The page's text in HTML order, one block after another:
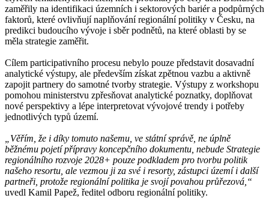
zaměřily na identifikaci územních i sektorových bariér a podpůrných
faktorů, které ovlivňují naplňování regionální politiky v Česku, na
predikci budoucího vývoje i sběr podnětů, na které oblasti by se
měla strategie zaměřit.
Cílem participativního procesu nebylo pouze představit dosavadní
analytické výstupy, ale především získat zpětnou vazbu a aktivně
zapojit partnery do samotné tvorby strategie. Výstupy z workshopu
pomohou ministerstvu zpřesňovat analytické poznatky, doplňovat
nové perspektivy a lépe interpretovat vývojové trendy i potřeby
jednotlivých typů území.
„Věřím, že i díky tomuto našemu, ve státní správě, ne úplně
běžnému pojetí přípravy koncepčního dokumentu, nebude Strategie
regionálního rozvoje 2028+ pouze podkladem pro tvorbu politik
našeho resortu, ale vezmou ji za své i resorty, zástupci území i další
partneři, protože regionální politika je svojí povahou průřezová,“
uvedl Kamil Papež, ředitel odboru regionální politiky.